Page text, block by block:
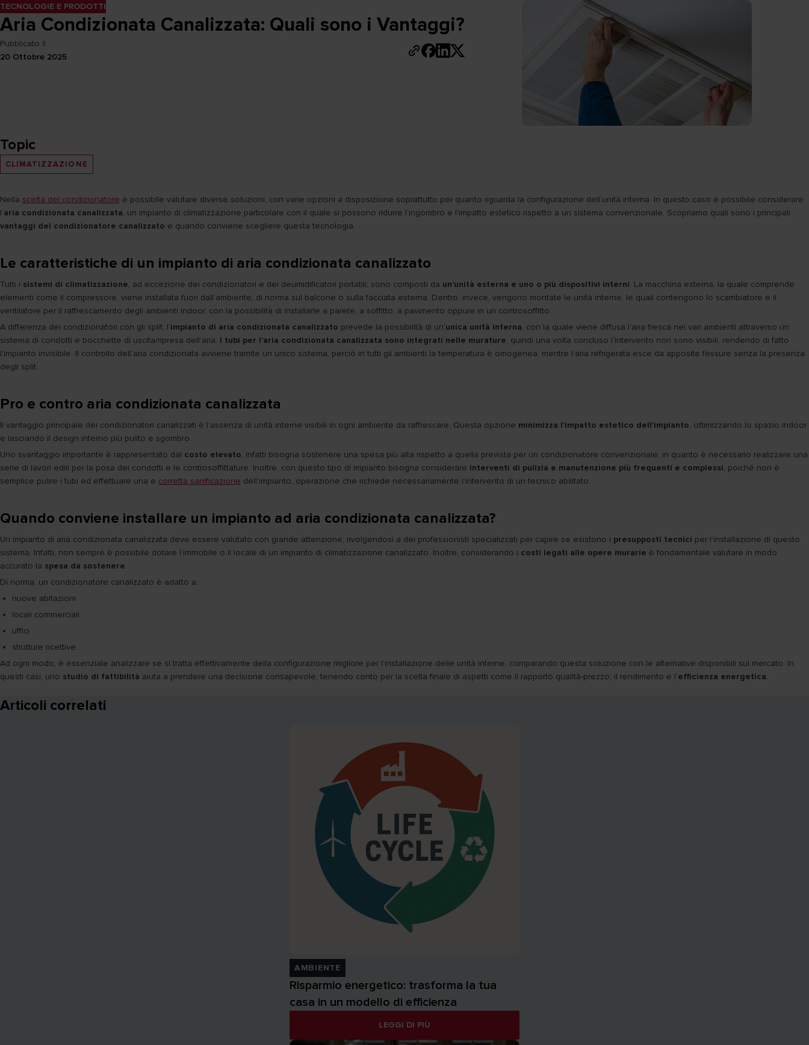
TECNOLOGIE E PRODOTTI
Aria Condizionata Canalizzata: Quali sono i Vantaggi?
Pubblicato il
20 Ottobre 2025
Topic
CLIMATIZZAZIONE
Nella scelta del condizionatore è possibile valutare diverse soluzioni, con varie opzioni a disposizione soprattutto per quanto riguarda la configurazione dell’unità interna. In questo caso è possibile considerare
l’aria condizionata canalizzata, un impianto di climatizzazione particolare con il quale si possono ridurre l’ingombro e l’impatto estetico rispetto a un sistema convenzionale. Scopriamo quali sono i principali
vantaggi del condizionatore canalizzato e quando conviene scegliere questa tecnologia.
Le caratteristiche di un impianto di aria condizionata canalizzato
Tutti i sistemi di climatizzazione, ad eccezione dei condizionatori e dei deumidificatori portatili, sono composti da un’unità esterna e uno o più dispositivi interni. La macchina esterna, la quale comprende
elementi come il compressore, viene installata fuori dall’ambiente, di norma sul balcone o sulla facciata esterna. Dentro, invece, vengono montate le unità interne, le quali contengono lo scambiatore e il
ventilatore per il raffrescamento degli ambienti indoor, con la possibilità di installarle a parete, a soffitto, a pavimento oppure in un controsoffitto.
A differenza dei condizionatori con gli split, l’impianto di aria condizionata canalizzato prevede la possibilità di un’unica unità interna, con la quale viene diffusa l’aria fresca nei vari ambienti attraverso un
sistema di condotti e bocchette di uscita/ripresa dell’aria. I tubi per l’aria condizionata canalizzata sono integrati nelle murature, quindi una volta concluso l’intervento non sono visibili, rendendo di fatto
l’impianto invisibile. Il controllo dell’aria condizionata avviene tramite un unico sistema, perciò in tutti gli ambienti la temperatura è omogenea, mentre l’aria refrigerata esce da apposite fessure senza la presenza
degli split.
Pro e contro aria condizionata canalizzata
Il vantaggio principale dei condizionatori canalizzati è l’assenza di unità interne visibili in ogni ambiente da raffrescare. Questa opzione minimizza l’impatto estetico dell’impianto, ottimizzando lo spazio indoor
e lasciando il design interno più pulito e sgombro.
Uno svantaggio importante è rappresentato dal costo elevato, infatti bisogna sostenere una spesa più alta rispetto a quella prevista per un condizionatore convenzionale, in quanto è necessario realizzare una
serie di lavori edili per la posa dei condotti e le controsoffittature. Inoltre, con questo tipo di impianto bisogna considerare interventi di pulizia e manutenzione più frequenti e complessi, poiché non è
semplice pulire i tubi ed effettuare una e corretta sanificazione dell’impianto, operazione che richiede necessariamente l’intervento di un tecnico abilitato.
Quando conviene installare un impianto ad aria condizionata canalizzata?
Un impianto di aria condizionata canalizzata deve essere valutato con grande attenzione, rivolgendosi a dei professionisti specializzati per capire se esistono i presupposti tecnici per l’installazione di questo
sistema. Infatti, non sempre è possibile dotare l’immobile o il locale di un impianto di climatizzazione canalizzato. Inoltre, considerando i costi legati alle opere murarie è fondamentale valutare in modo
accurato la spesa da sostenere.
Di norma, un condizionatore canalizzato è adatto a:
nuove abitazioni
locali commerciali
uffici
strutture ricettive
Ad ogni modo, è essenziale analizzare se si tratta effettivamente della configurazione migliore per l’installazione delle unità interne, comparando questa soluzione con le alternative disponibili sul mercato. In
questi casi, uno studio di fattibilità aiuta a prendere una decisione consapevole, tenendo conto per la scelta finale di aspetti come il rapporto qualità-prezzo, il rendimento e l’efficienza energetica.
Articoli correlati
AMBIENTE
Risparmio energetico: trasforma la tua
casa in un modello di efficienza
LEGGI DI PIÙ